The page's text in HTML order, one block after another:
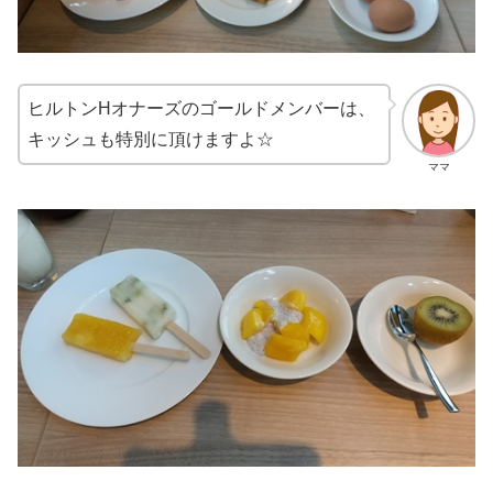
ママ
ヒルトンHオナーズのゴールドメンバーは、
キッシュも特別に頂けますよ☆